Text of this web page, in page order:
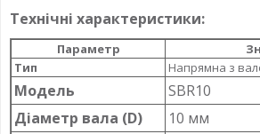
Технічні характеристики:
Параметр
Тип
Напрямна з
Модель
SBR10
Діаметр вала (D)
10 мм